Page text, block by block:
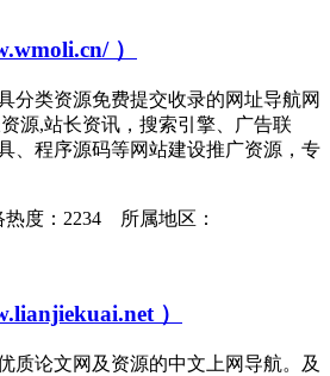
）
分类资源免费提交收录的网址导航网
源,站长资讯，搜索引擎、广告联
、程序源码等网站建设推广资源，专
度：2234 所属地区：
）
质论文网及资源的中文上网导航。及